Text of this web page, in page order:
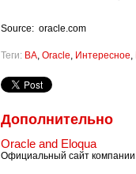
Source: oracle.com
Теги: BA, Oracle, Интересное,
Дополнительно
Oracle and Eloqua
Официальный сайт компании